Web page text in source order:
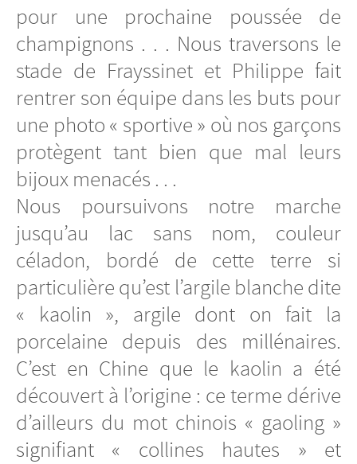
pour une prochaine poussée de
champignons . . . Nous traversons le
stade de Frayssinet et Philippe fait
rentrer son équipe dans les buts pour
une photo « sportive » où nos garçons
protègent tant bien que mal leurs
bijoux menacés . . .
Nous poursuivons notre marche
jusqu’au lac sans nom, couleur
céladon, bordé de cette terre si
particulière qu’est l’argile blanche dite
« kaolin », argile dont on fait la
porcelaine depuis des millénaires.
C’est en Chine que le kaolin a été
découvert à l’origine : ce terme dérive
d’ailleurs du mot chinois « gaoling »
signifiant « collines hautes » et